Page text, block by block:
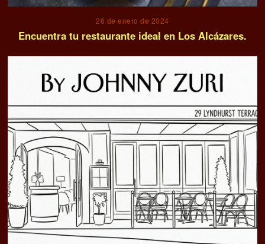
26 de enero de 2024
Encuentra tu restaurante ideal en Los Alcázares.